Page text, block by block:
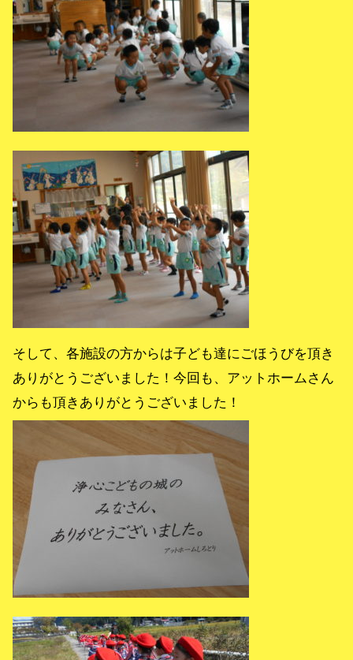
そして、各施設の方からは子ども達にごほうびを頂き
ありがとうございました！今回も、アットホームさん
からも頂きありがとうございました！